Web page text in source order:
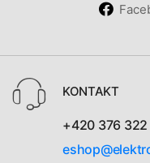
KONTAKT
+420 376